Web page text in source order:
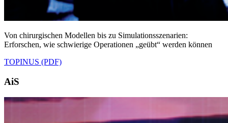
Von chirurgischen Modellen bis zu Simulationsszenarien:
Erforschen, wie schwierige Operationen „geübt“ werden können
TOPINUS (PDF)
AiS